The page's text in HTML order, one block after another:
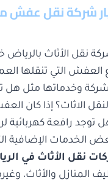
شركة نقل عفش
نقل الأثاث بالرياض
العفش التي تنقلها
وخدماتها مثل
الاثاث؟ إذا كان
توجد رافعة كهربائية
الخدمات الإضافية
نقل الأثاث في
المنازل والأثاث،